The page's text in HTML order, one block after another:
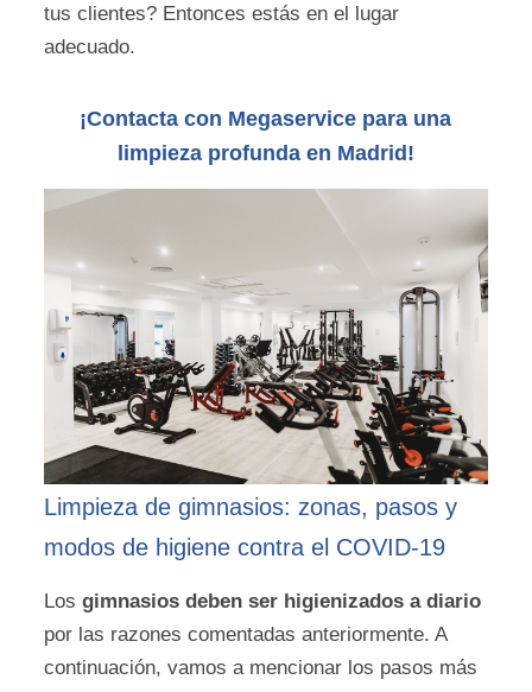
tus clientes? Entonces estás en el lugar
adecuado.
¡Contacta con Megaservice para una
limpieza profunda en Madrid!
Limpieza de gimnasios: zonas, pasos y
modos de higiene contra el COVID-19
Los gimnasios deben ser higienizados a diario
por las razones comentadas anteriormente. A
continuación, vamos a mencionar los pasos más